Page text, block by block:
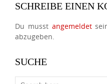
SCHREIBE EINEN
Du musst angemeldet
abzugeben.
SUCHE